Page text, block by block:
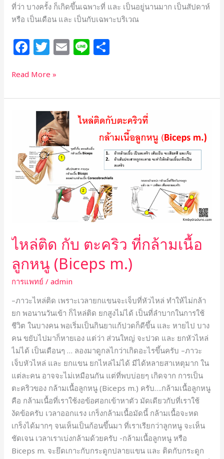
ที่ว่า บางครั้ง ก็เกิดขึ้นเฉพาะที่ และ เป็นอยู่นานมาก เป็นสัปดาห์
หรือ เป็นเดือน และ เป็นกับเฉพาะบริเวณ
F
a
c
e
b
o
o
k
T
w
itt
e
r
E
m
l
Li
n
e
Read More »
ไหล่ติด กับ ตะคริว ที่กล้ามเนื้อ
ลูกหนู (Biceps m.)
การแพทย์ /admin
–ภาวะไหล่ติด เพราะเวลายกแขนจะเจ็บที่หัวไหล่ ทำให้ไม่กล้า
ยก พอนานวันเข้า ก็ไหล่ติด ยกสูงไม่ได้ เป็นที่ลำบากในการใช้
ชีวิต ในบางคน พอเริ่มเป็นกินยาแก้ปวดก็ดีขึ้น และ หายไป บาง
คน ขยับไปมาก็หายเอง แต่ว่า ส่วนใหญ่ จะปวด และ ยกหัวไหล่
ไม่ได้ เป็นเดือนๆ … ลองมาดูกลไกว่าเกิดอะไรขึ้นครับ –ภาวะ
เจ็บหัวไหล่ และ ยกแขน ยกไหล่ไม่ได้ มีได้หลายสาเหตุมาก ใน
แต่ละคน อาจจะไม่เหมือนกัน แต่ที่พบบ่อยๆ เกิดจาก การเป็น
ตะคริวของ กล้ามเนื้อลูกหนู (Biceps m.) ครับ….กล้ามเนื้อลูกหนู
คือ กล้ามเนื้อที่เราใช้งอข้อศอกเข้าหาตัว มัดเดียวกับที่เราใช้
งัดข้อครับ เวลาออกแรง เกร็งกล้ามเนื้อมัดนี้ กล้ามเนื้อจะหด
เกร็งได้มากๆ จนเห็นเป็นก้อนขึ้นมา ที่เราเรียกว่าลูกหนู จะเห็น
ชัดเจน เวลาเราเบ่งกล้ามด้วยครับ -กล้ามเนื้อลูกหนู หรือ
Biceps m. จะยึดเกาะกับกระดูกปลายแขน และ ติดกับกระดูก
ตะคริว
กล้าม